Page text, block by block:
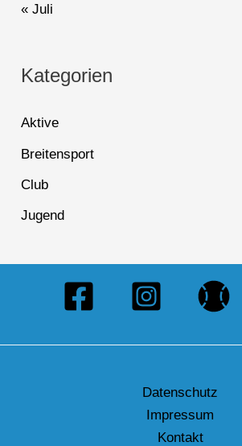
« Juli
Kategorien
Aktive
Breitensport
Club
Jugend
Datenschutz
Impressum
Kontakt